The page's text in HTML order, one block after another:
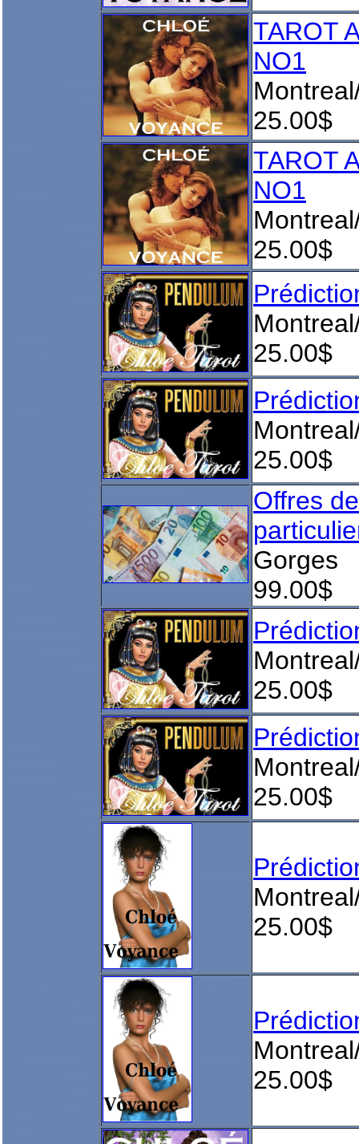
TAROT
NO1
25.00$
TAROT
NO1
25.00$
25.00$
25.00$
Offres
Gorges
99.00$
25.00$
25.00$
25.00$
25.00$